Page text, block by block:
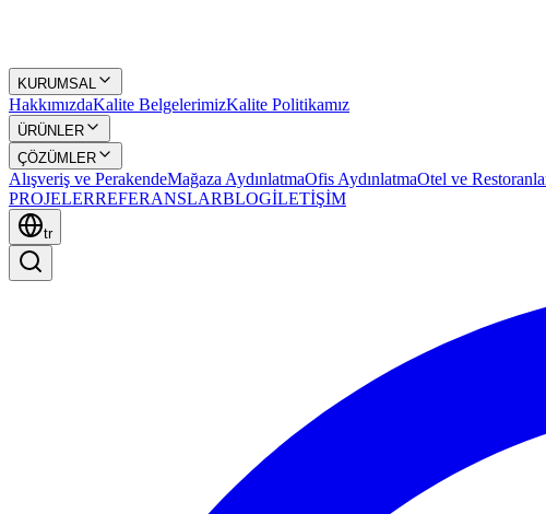
KURUMSAL
HakkımızdaKalite BelgelerimizKalite Politikamız
ÜRÜNLER
ÇÖZÜMLER
Alışveriş ve PerakendeMağaza AydınlatmaOfis AydınlatmaOtel ve
PROJELERREFERANSLARBLOGİLETİŞİM
tr